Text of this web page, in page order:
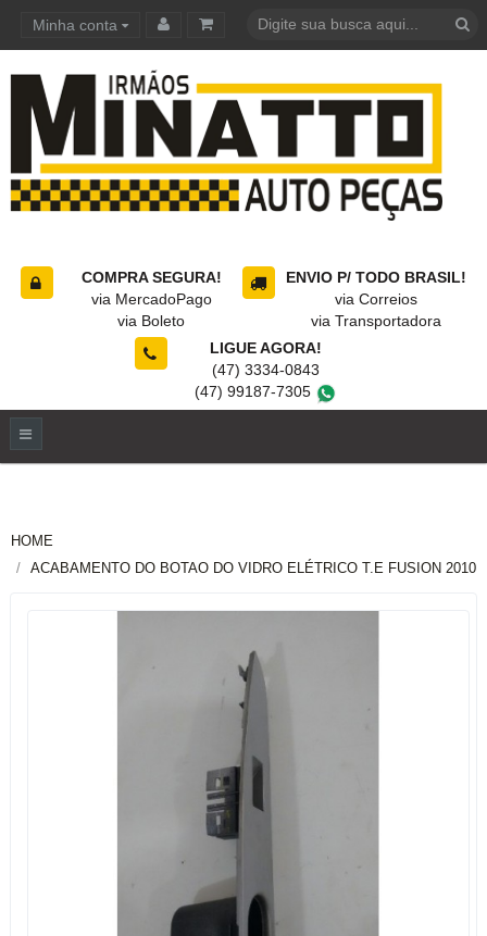
Minha conta
COMPRA SEGURA!
via MercadoPago
via Boleto
ENVIO P/ TODO BRASIL!
via Correios
via Transportadora
LIGUE AGORA!
(47) 3334-0843
(47) 99187-7305
HOME
ACABAMENTO DO BOTAO DO VIDRO ELÉTRICO T.E FUSION 2010